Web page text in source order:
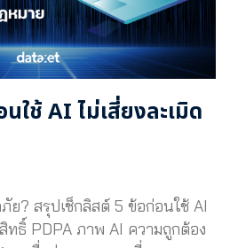
ใช้ AI ไม่เสี่ยงละเมิด
ย? สรุปเช็กลิสต์ 5 ข้อก่อนใช้ AI
ธิ์ PDPA ภาพ AI ความถูกต้อง